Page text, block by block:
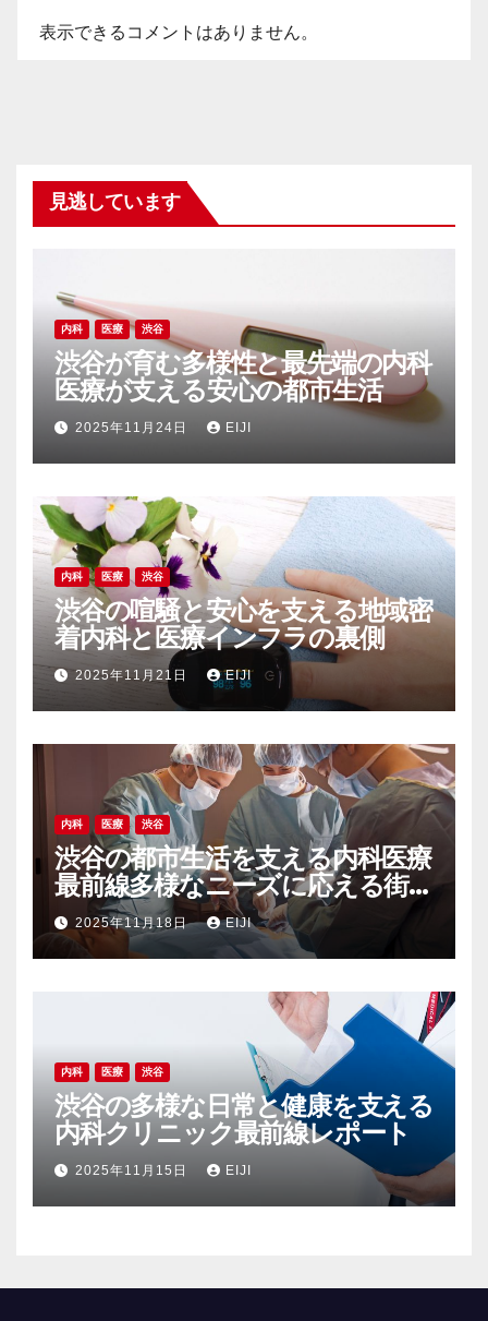
表示できるコメントはありません。
見逃しています
内科 医療 渋谷
渋谷が育む多様性と最先端の内科
医療が支える安心の都市生活
2025年11月24日 EIJI
内科 医療 渋谷
渋谷の喧騒と安心を支える地域密
着内科と医療インフラの裏側
2025年11月21日 EIJI
内科 医療 渋谷
渋谷の都市生活を支える内科医療
最前線多様なニーズに応える街
の健康インフラ
2025年11月18日 EIJI
内科 医療 渋谷
渋谷の多様な日常と健康を支える
内科クリニック最前線レポート
2025年11月15日 EIJI